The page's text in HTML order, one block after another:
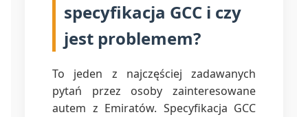
specyfikacja GCC i czy
jest problemem?
To jeden z najczęściej zadawanych
pytań przez osoby zainteresowane
autem z Emiratów. Specyfikacja GCC